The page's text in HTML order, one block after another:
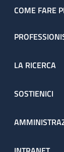
COME FARE
LA RICERCA
SOSTIENICI